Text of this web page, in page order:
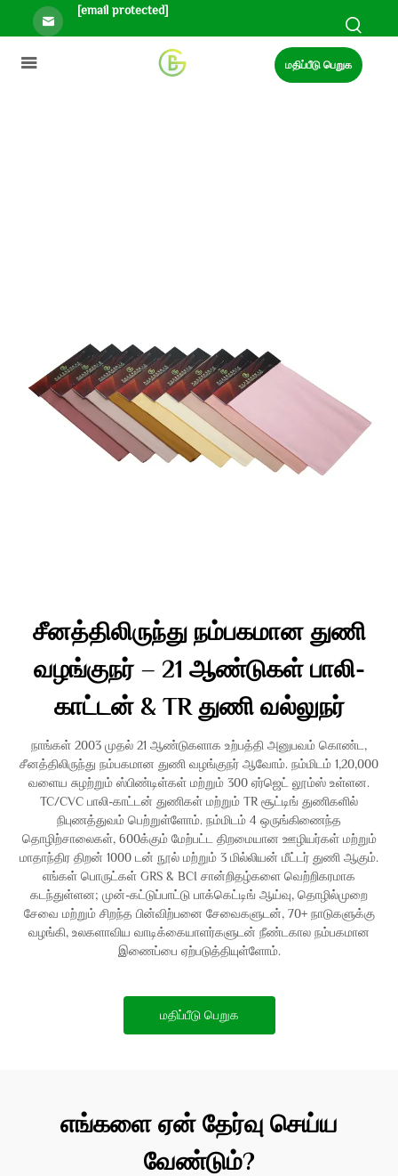
[email protected]
மதிப்பீடு பெறுக
சீனத்திலிருந்து நம்பகமான துணி
வழங்குநர் – 21 ஆண்டுகள் பாலி-
காட்டன் & TR துணி வல்லுநர்
நாங்கள் 2003 முதல் 21 ஆண்டுகளாக உற்பத்தி அனுபவம் கொண்ட,
சீனத்திலிருந்து நம்பகமான துணி வழங்குநர் ஆவோம். நம்மிடம் 1,20,000
வளைய சுழற்றும் ஸ்பிண்டிள்கள் மற்றும் 300 ஏர்ஜெட் லூம்ஸ் உள்ளன.
TC/CVC பாலி-காட்டன் துணிகள் மற்றும் TR சூட்டிங் துணிகளில்
நிபுணத்துவம் பெற்றுள்ளோம். நம்மிடம் 4 ஒருங்கிணைந்த
தொழிற்சாலைகள், 600க்கும் மேற்பட்ட திறமையான ஊழியர்கள் மற்றும்
மாதாந்திர திறன் 1000 டன் நூல் மற்றும் 3 மில்லியன் மீட்டர் துணி ஆகும்.
எங்கள் பொருட்கள் GRS & BCI சான்றிதழ்களை வெற்றிகரமாக
கடந்துள்ளன; முன்-கட்டுப்பாட்டு பாக்கெட்டிங் ஆய்வு, தொழில்முறை
சேவை மற்றும் சிறந்த பின்விற்பனை சேவைகளுடன், 70+ நாடுகளுக்கு
வழங்கி, உலகளாவிய வாடிக்கையாளர்களுடன் நீண்டகால நம்பகமான
இணைப்பை ஏற்படுத்தியுள்ளோம்.
மதிப்பீடு பெறுக
எங்களை ஏன் தேர்வு செய்ய
வேண்டும்?